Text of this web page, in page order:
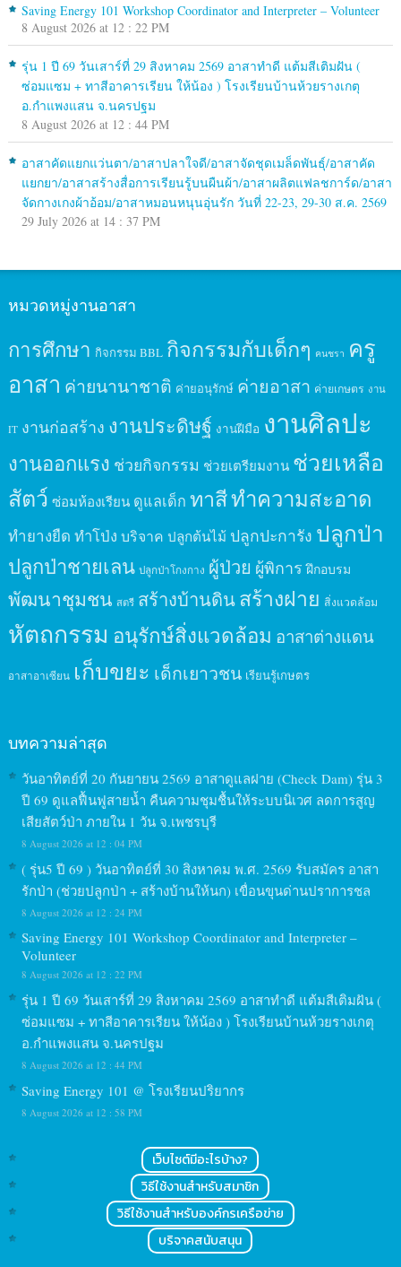
Saving Energy 101 Workshop Coordinator and Interpreter – Volunteer
8 August 2026 at 12 : 22 PM
รุ่น 1 ปี 69 วันเสาร์ที่ 29 สิงหาคม 2569 อาสาทำดี แต้มสีเติมฝัน (
ซ่อมแซม + ทาสีอาคารเรียน ให้น้อง ) โรงเรียนบ้านห้วยรางเกตุ
อ.กำแพงแสน จ.นครปฐม
8 August 2026 at 12 : 44 PM
อาสาคัดแยกแว่นตา/อาสาปลาใจดี/อาสาจัดชุดเมล็ดพันธุ์/อาสาคัด
แยกยา/อาสาสร้างสื่อการเรียนรู้บนผืนผ้า/อาสาผลิตแฟลชการ์ด/อาสา
จัดกางเกงผ้าอ้อม/อาสาหมอนหนุนอุ่นรัก วันที่ 22-23, 29-30 ส.ค. 2569
29 July 2026 at 14 : 37 PM
หมวดหมู่งานอาสา
การศึกษา กิจกรรม BBL กิจกรรมกับเด็กๆ คนชรา ครู
อาสา ค่ายนานาชาติ ค่ายอนุรักษ์ ค่ายอาสา ค่ายเกษตร งาน
IT งานก่อสร้าง งานประดิษฐ์ งานฝีมือ งานศิลปะ
งานออกแรง ช่วยกิจกรรม ช่วยเตรียมงาน ช่วยเหลือ
สัตว์ ซ่อมห้องเรียน ดูแลเด็ก ทาสีทำความสะอาด
ทำยางยืด ทำโป่ง บริจาค ปลูกต้นไม้ ปลูกปะการัง ปลูกป่า
ปลูกป่าชายเลน ปลูกป่าโกงกาง ผู้ป่วย ผู้พิการ ฝึกอบรม
พัฒนาชุมชน สตรี สร้างบ้านดินสร้างฝาย สิ่งแวดล้อม
หัตถกรรม อนุรักษ์สิ่งแวดล้อม อาสาต่างแดน
อาสาอาเซียน เก็บขยะ เด็กเยาวชน เรียนรู้เกษตร
บทความล่าสุด
วันอาทิตย์ที่ 20 กันยายน 2569 อาสาดูแลฝาย (Check Dam) รุ่น 3
ปี 69 ดูแลฟื้นฟูสายน้ำ คืนความชุมชื้นให้ระบบนิเวศ ลดการสูญ
เสียสัตว์ป่า ภายใน 1 วัน จ.เพชรบุรี
8 August 2026 at 12 : 04 PM
( รุ่น5 ปี 69 ) วันอาทิตย์ที่ 30 สิงหาคม พ.ศ. 2569 รับสมัคร อาสา
รักป่า (ช่วยปลูกป่า + สร้างบ้านให้นก) เขื่อนขุนด่านปราการชล
8 August 2026 at 12 : 24 PM
Saving Energy 101 Workshop Coordinator and Interpreter –
Volunteer
8 August 2026 at 12 : 22 PM
รุ่น 1 ปี 69 วันเสาร์ที่ 29 สิงหาคม 2569 อาสาทำดี แต้มสีเติมฝัน (
ซ่อมแซม + ทาสีอาคารเรียน ให้น้อง ) โรงเรียนบ้านห้วยรางเกตุ
อ.กำแพงแสน จ.นครปฐม
8 August 2026 at 12 : 44 PM
Saving Energy 101 @ โรงเรียนปริยากร
8 August 2026 at 12 : 58 PM
เว็บไซต์มีอะไรบ้าง?
วิธีใช้งานสำหรับสมาชิก
วิธีใช้งานสำหรับองค์กรเครือข่าย
บริจาคสนับสนุน